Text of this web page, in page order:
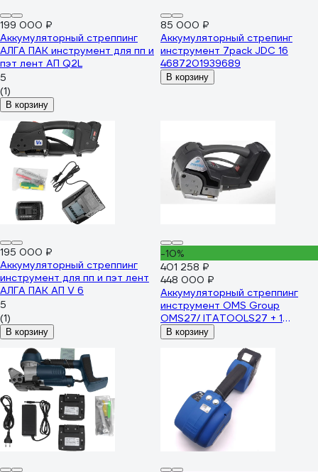
199 000 ₽
Аккумуляторный стреппинг
АЛГА ПАК инструмент для пп и
пэт лент АП Q2L
5
(1)
В корзину
85 000 ₽
Аккумуляторный стрепинг
инструмент 7pack JDC 16
4687201939689
В корзину
195 000 ₽
Аккумуляторный стреппинг
инструмент для пп и пэт лент
АЛГА ПАК АП V 6
5
(1)
В корзину
-10%
401 258 ₽
448 000 ₽
Аккумуляторный стреппинг
инструмент OMS Group
OMS27/ ITATOOLS27 + 1
BATTERY+CHARGER T2799971
В корзину